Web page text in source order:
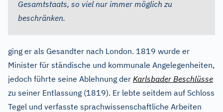
Gesamtstaats, so viel nur immer möglich zu
beschränken.
ging er als Gesandter nach London. 1819 wurde er
Minister für ständische und kommunale Angelegenheiten,
jedoch führte seine Ablehnung der Karlsbader Beschlüsse
zu seiner Entlassung (1819). Er lebte seitdem auf Schloss
Tegel und verfasste sprachwissenschaftliche Arbeiten